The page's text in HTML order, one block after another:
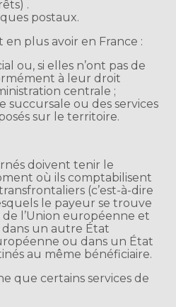
.
postaux.
plus avoir en France :
ou, si elles n’ont pas de
à leur droit
centrale ;
succursale ou des services
sur le territoire.
doivent tenir le
où ils comptabilisent
(c’est-à-dire
le payeur se trouve
l’Union européenne et
dans un autre État
ou dans un État
au même bénéficiaire.
que certains services de